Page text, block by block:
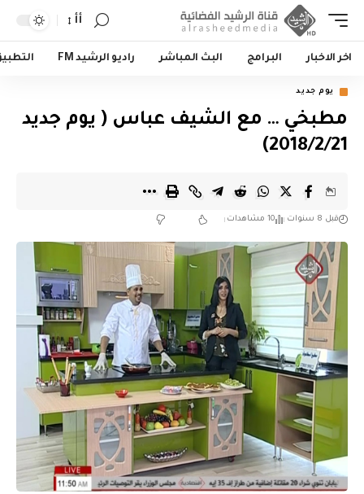
أأ
اخر الاخبار البرامج البث المباشر راديو الرشيد FM
يوم جديد
مطبخي … مع الشيف عباس ( يوم جديد
2018/2/21)
قبل 8 سنوات 10 مشاهدات